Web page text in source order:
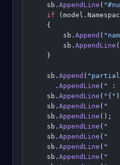
    sb.
AppendLine (
    if
    {
        sb.
Append (
        sb.
AppendLine
    }
    sb.
Append (
      .
AppendLine ( " :
    sb.
AppendLine ( "{"
    sb.
AppendLine ( "
    sb.
AppendLine ();
    sb.
AppendLine ( "
    sb.
AppendLine ( "
    sb.
AppendLine ( "
    sb.
AppendLine ( "